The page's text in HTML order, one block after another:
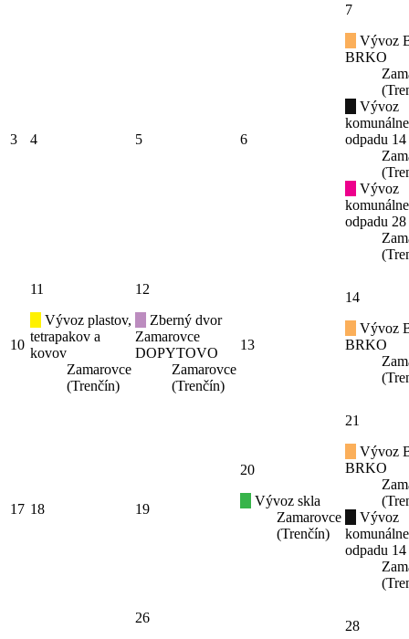
3 4 5 6
7
Vývoz
BRKO
Vývoz
odpadu
Vývoz
odpadu
10
11
Vývoz plastov,
tetrapakov a
kovov
Zamarovce
(Trenčín)
12
Zberný dvor
Zamarovce
DOPYTOVO
Zamarovce
(Trenčín)
13
14
Vývoz
BRKO
17 18 19
20
Vývoz skla
Zamarovce
(Trenčín)
21
Vývoz
BRKO
Vývoz
odpadu
26
28